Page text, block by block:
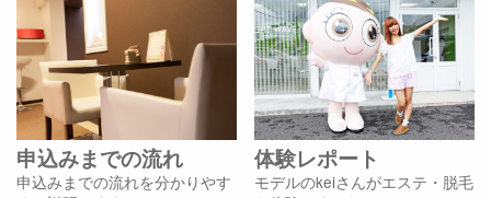
申込みまでの流れ
申込みまでの流れを分かりやす
体験レポート
モデルのkeiさんがエステ・脱毛